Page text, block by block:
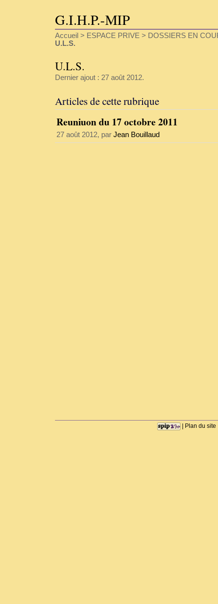
G.I.H.P.-MIP
Accueil > ESPACE PRIVE > DOSSIERS EN
U.L.S.
U.L.S.
Dernier ajout : 27 août 2012.
Articles de cette rubrique
Reuniuon du 17 octobre 2011
27 août 2012, par Jean Bouillaud
Plan du site